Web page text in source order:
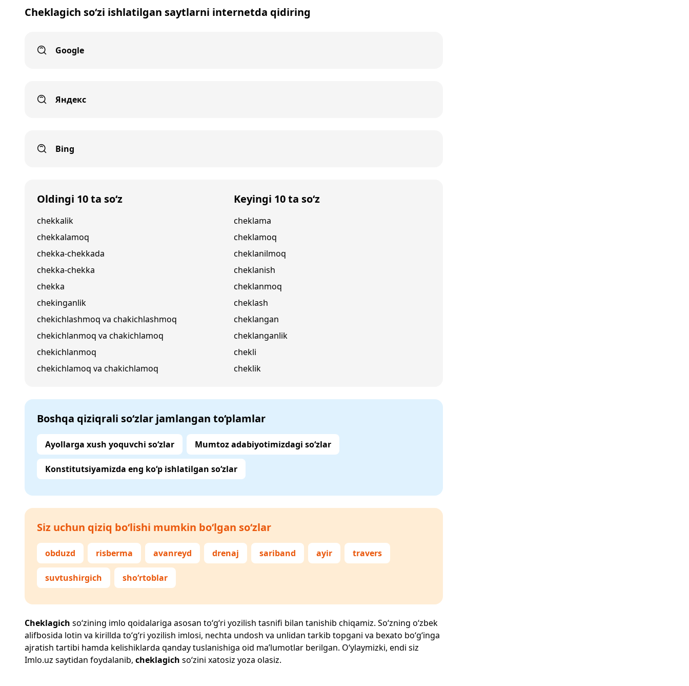
Cheklagich so‘zi ishlatilgan saytlarni internetda qidiring
Google
Яндекс
Bing
Oldingi 10 ta so‘z
chekkalik
chekkalamoq
chekka-chekkada
chekka-chekka
chekka
chekinganlik
chekichlashmoq va chakichlashmoq
chekichlanmoq va chakichlamoq
chekichlanmoq
chekichlamoq va chakichlamoq
Keyingi 10 ta so‘z
cheklama
cheklamoq
cheklanilmoq
cheklanish
cheklanmoq
cheklash
cheklangan
cheklanganlik
chekli
cheklik
Boshqa qiziqrali so‘zlar jamlangan to‘plamlar
Ayollarga xush yoquvchi so‘zlar Mumtoz adabiyotimizdagi so‘zlar
Konstitutsiyamizda eng ko‘p ishlatilgan so‘zlar
Siz uchun qiziq bo‘lishi mumkin bo‘lgan so‘zlar
obduzd risberma avanreyd drenaj sariband ayir travers
suvtushirgich sho‘rtoblar
Cheklagich so‘zining imlo qoidalariga asosan to‘g‘ri yozilish tasnifi bilan tanishib chiqamiz. So‘zning o‘zbek
alifbosida lotin va kirillda to‘g‘ri yozilish imlosi, nechta undosh va unlidan tarkib topgani va bexato bo‘g‘inga
ajratish tartibi hamda kelishiklarda qanday tuslanishiga oid ma’lumotlar berilgan. O‘ylaymizki, endi siz
Imlo.uz saytidan foydalanib, cheklagich so‘zini xatosiz yoza olasiz.